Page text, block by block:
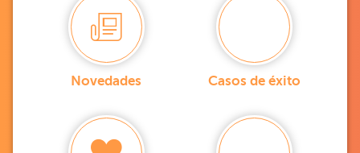
Novedades Casos de éxito